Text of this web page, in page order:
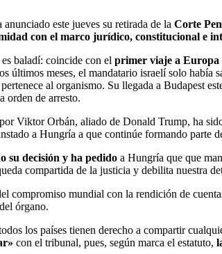
este jueves su retirada de la Corte
con el marco jurídico, constitucional e
baladí: coincide con el primer viaje a Europa
últimos meses, el mandatario israelí solo
al organismo. Su llegada a Budapest
orden de arresto.
Viktor Orbán, aliado de Donald Trump, ha
a Hungría a que continúe formando parte
su decisión y ha pedido a Hungría que que
compartida de la justicia y debilita nuestra
compromiso mundial con la rendición de
órgano.
los países tienen derecho a compartir
con el tribunal, pues, según marca el estatuto,